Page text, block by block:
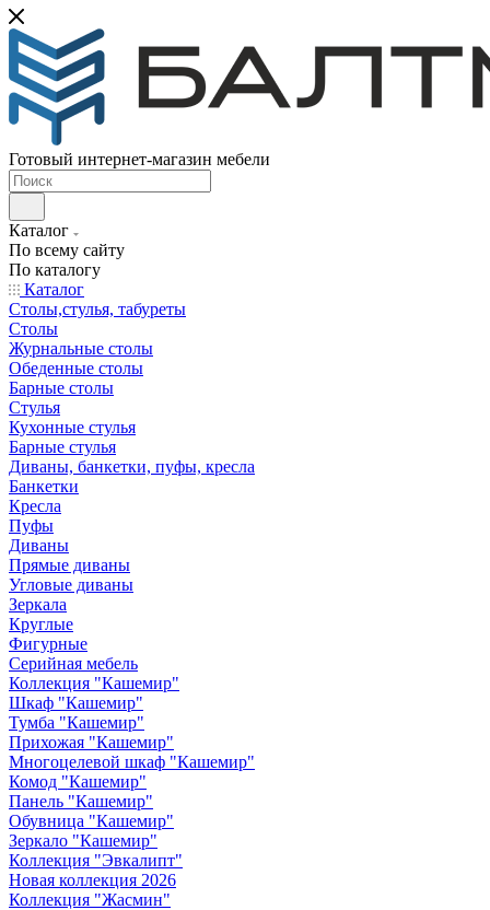
Готовый интернет-магазин мебели
Каталог
По всему сайту
По каталогу
Каталог
Столы,стулья, табуреты
Столы
Журнальные столы
Обеденные столы
Барные столы
Стулья
Кухонные стулья
Барные стулья
Диваны, банкетки, пуфы, кресла
Банкетки
Кресла
Пуфы
Диваны
Прямые диваны
Угловые диваны
Зеркала
Круглые
Фигурные
Серийная мебель
Коллекция "Кашемир"
Шкаф "Кашемир"
Тумба "Кашемир"
Прихожая "Кашемир"
Многоцелевой шкаф "Кашемир"
Комод "Кашемир"
Панель "Кашемир"
Обувница "Кашемир"
Зеркало "Кашемир"
Коллекция "Эвкалипт"
Новая коллекция 2026
Коллекция "Жасмин"